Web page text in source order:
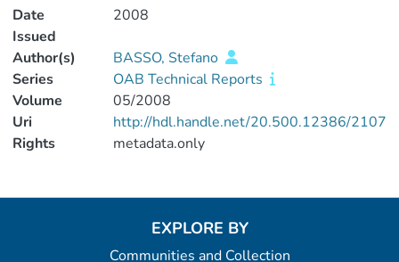
Date
Issued
2008
Author(s)
BASSO, Stefano
Series
OAB Technical Reports
Volume
05/2008
Uri
http://hdl.handle.net/20.500.12386/2107
Rights
metadata.only
EXPLORE BY
Communities and Collection